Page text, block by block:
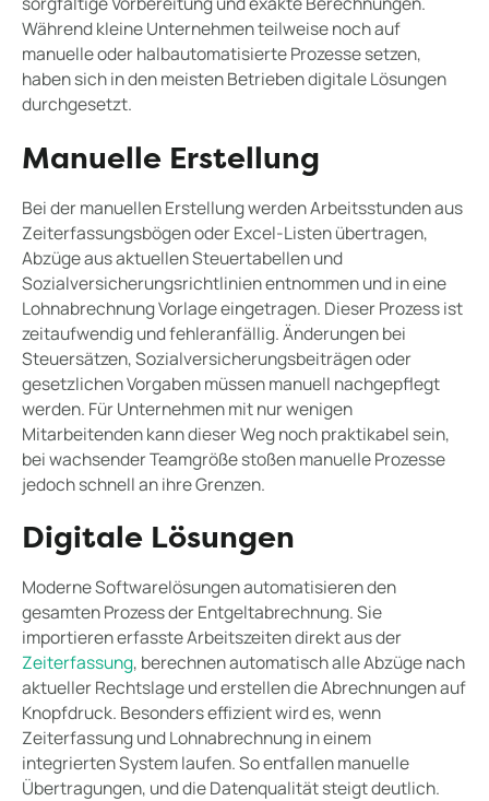
Während kleine Unternehmen teilweise noch auf
manuelle oder halbautomatisierte Prozesse setzen,
haben sich in den meisten Betrieben digitale Lösungen
durchgesetzt.
Manuelle Erstellung
Bei der manuellen Erstellung werden Arbeitsstunden aus
Zeiterfassungsbögen oder Excel-Listen übertragen,
Abzüge aus aktuellen Steuertabellen und
Sozialversicherungsrichtlinien entnommen und in eine
Lohnabrechnung Vorlage eingetragen. Dieser Prozess ist
zeitaufwendig und fehleranfällig. Änderungen bei
Steuersätzen, Sozialversicherungsbeiträgen oder
gesetzlichen Vorgaben müssen manuell nachgepflegt
werden. Für Unternehmen mit nur wenigen
Mitarbeitenden kann dieser Weg noch praktikabel sein,
bei wachsender Teamgröße stoßen manuelle Prozesse
jedoch schnell an ihre Grenzen.
Digitale Lösungen
Moderne Softwarelösungen automatisieren den
gesamten Prozess der Entgeltabrechnung. Sie
importieren erfasste Arbeitszeiten direkt aus der
Zeiterfassung, berechnen automatisch alle Abzüge nach
aktueller Rechtslage und erstellen die Abrechnungen auf
Knopfdruck. Besonders effizient wird es, wenn
Zeiterfassung und Lohnabrechnung in einem
integrierten System laufen. So entfallen manuelle
Übertragungen, und die Datenqualität steigt deutlich.